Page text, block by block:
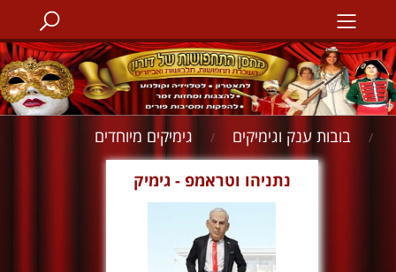
/ בובות ענק וגימיקים / גימיקים מיוחדים
נתניהו וטראמפ - גימיק